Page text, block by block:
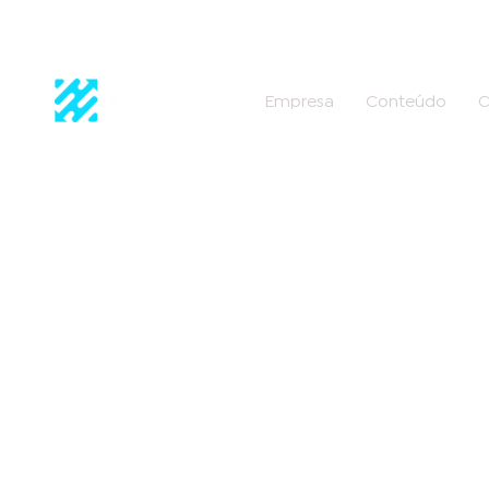
Empresa Conteúdo